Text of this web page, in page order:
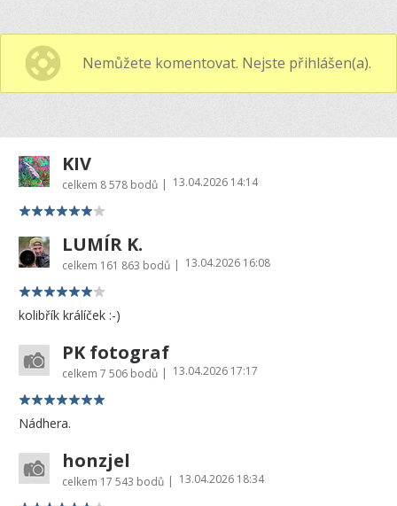
Nemůžete komentovat. Nejste přihlášen(a).
KIV
celkem 8 578 bodů | 13.04.2026 14:14
LUMÍR K.
celkem 161 863 bodů | 13.04.2026 16:08
kolibřík králíček :-)
PK fotograf
celkem 7 506 bodů | 13.04.2026 17:17
Nádhera.
honzjel
celkem 17 543 bodů | 13.04.2026 18:34